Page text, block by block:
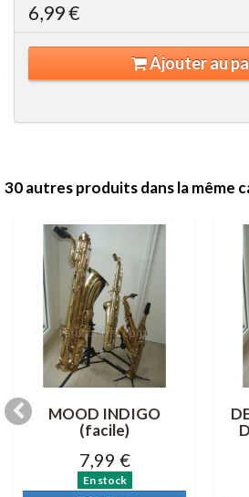
6,99 €
Ajouter au
30 autres produits dans la même
MOOD INDIGO
(facile)
7,99 €
En stock